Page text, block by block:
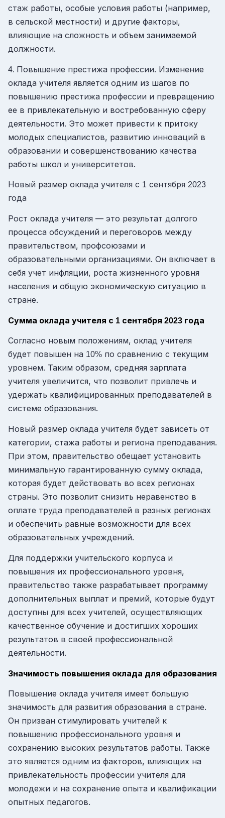
стаж работы, особые условия работы (например,
в сельской местности) и другие факторы,
влияющие на сложность и объем занимаемой
должности.
4. Повышение престижа профессии. Изменение
оклада учителя является одним из шагов по
повышению престижа профессии и превращению
ее в привлекательную и востребованную сферу
деятельности. Это может привести к притоку
молодых специалистов, развитию инноваций в
образовании и совершенствованию качества
работы школ и университетов.
Новый размер оклада учителя с 1 сентября 2023
года
Рост оклада учителя — это результат долгого
процесса обсуждений и переговоров между
правительством, профсоюзами и
образовательными организациями. Он включает в
себя учет инфляции, роста жизненного уровня
населения и общую экономическую ситуацию в
стране.
Сумма оклада учителя с 1 сентября 2023 года
Согласно новым положениям, оклад учителя
будет повышен на 10% по сравнению с текущим
уровнем. Таким образом, средняя зарплата
учителя увеличится, что позволит привлечь и
удержать квалифицированных преподавателей в
системе образования.
Новый размер оклада учителя будет зависеть от
категории, стажа работы и региона преподавания.
При этом, правительство обещает установить
минимальную гарантированную сумму оклада,
которая будет действовать во всех регионах
страны. Это позволит снизить неравенство в
оплате труда преподавателей в разных регионах
и обеспечить равные возможности для всех
образовательных учреждений.
Для поддержки учительского корпуса и
повышения их профессионального уровня,
правительство также разрабатывает программу
дополнительных выплат и премий, которые будут
доступны для всех учителей, осуществляющих
качественное обучение и достигших хороших
результатов в своей профессиональной
деятельности.
Значимость повышения оклада для образования
Повышение оклада учителя имеет большую
значимость для развития образования в стране.
Он призван стимулировать учителей к
повышению профессионального уровня и
сохранению высоких результатов работы. Также
это является одним из факторов, влияющих на
привлекательность профессии учителя для
молодежи и на сохранение опыта и квалификации
опытных педагогов.